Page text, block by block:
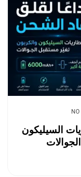
NO
السيليكون